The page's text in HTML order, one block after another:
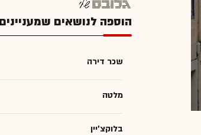
הוספה לנושאים
שכר דירה
מלטה
בלוקצ'יין